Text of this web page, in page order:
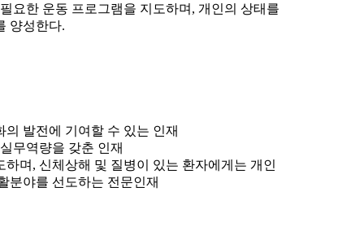
요한 운동 프로그램을 지도하며, 개인의 상태를
양성한다.
발전에 기여할 수 있는 인재
무역량을 갖춘 인재
며, 신체상해 및 질병이 있는 환자에게는 개인
분야를 선도하는 전문인재